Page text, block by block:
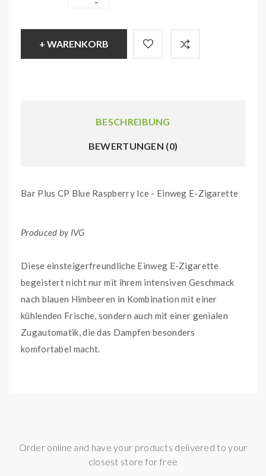
+ WARENKORB
BESCHREIBUNG
BEWERTUNGEN (0)
Bar Plus CP Blue Raspberry Ice - Einweg E-Zigarette
Produced by IVG
Diese einsteigerfreundliche Einweg E-Zigarette
begeistert nicht nur mit ihrem intensiven Geschmack
nach blauen Himbeeren in Kombination mit einer
kühlenden Frische, sondern auch mit einer genialen
Zugautomatik, die das Dampfen besonders
komfortabel macht.
Zugverhalten sowohl im MTL-, als auch DL-Bereich.
Order online and have your products delivered to your
closest store for free